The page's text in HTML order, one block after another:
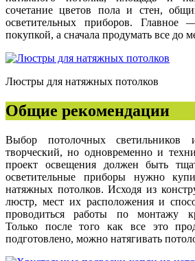
сочетание цветов пола и стен,
осветительных приборов. Главное
покупкой, а сначала продумать все до
Люстры для натяжных потолков
Общие рекомендации
Выбор потолочных
творческий, но одновременно и
проект освещения должен быть
осветительные приборы нужно
натяжных потолков. Исходя из
люстр, мест их расположения и
проводиться работы по монтажу
Только после того как все это
подготовлено, можно натягивать